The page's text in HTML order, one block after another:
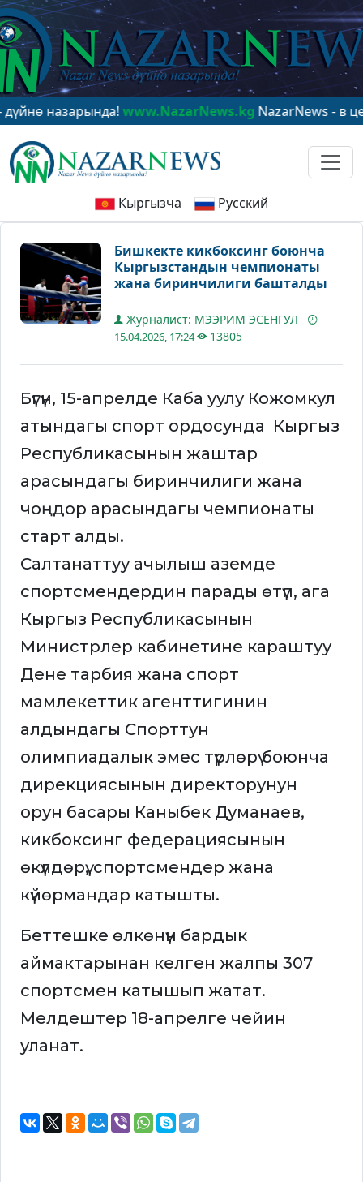
www.NazarNews.kgNazarNews - в центре
Кыргызча Русский
Бишкекте кикбоксинг боюнча
Кыргызстандын чемпионаты
жана биринчилиги башталды
Журналист: МЭЭРИМ ЭСЕНГУЛ
15.04.2026, 17:24 13805
Бүгүн, 15-апрелде Каба уулу Кожомкул
атындагы спорт ордосунда Кыргыз
Республикасынын жаштар
арасындагы биринчилиги жана
чоңдор арасындагы чемпионаты
старт алды.
Салтанаттуу ачылыш аземде
спортсмендердин парады өтүп, ага
Кыргыз Республикасынын
Министрлер кабинетине караштуу
Дене тарбия жана спорт
мамлекеттик агенттигинин
алдындагы Спорттун
олимпиадалык эмес түрлөрү боюнча
дирекциясынын директорунун
орун басары Каныбек Думанаев,
кикбоксинг федерациясынын
өкүлдөрү, спортсмендер жана
күйөрмандар катышты.
Беттешке өлкөнүн бардык
аймактарынан келген жалпы 307
спортсмен катышып жатат.
Мелдештер 18-апрелге чейин
уланат.